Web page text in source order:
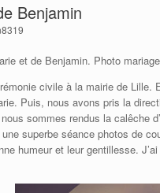
Benjamin
et de Benjamin. Photo
civile à la mairie de
Puis, nous avons pris la
sommes rendus la calêche
superbe séance photos de
humeur et leur gentillesse.